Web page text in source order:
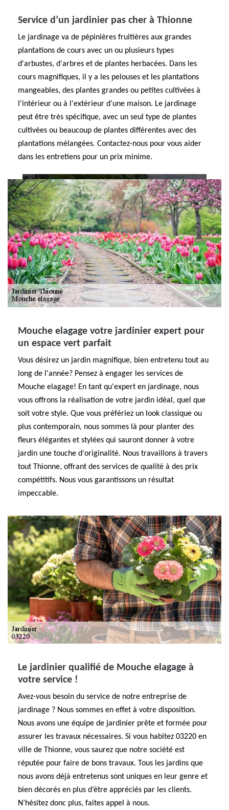
Service d’un jardinier pas cher à Thionne
Le jardinage va de pépinières fruitières aux grandes
plantations de cours avec un ou plusieurs types
d'arbustes, d'arbres et de plantes herbacées. Dans les
cours magnifiques, il y a les pelouses et les plantations
mangeables, des plantes grandes ou petites cultivées à
l'intérieur ou à l'extérieur d’une maison. Le jardinage
peut être très spécifique, avec un seul type de plantes
cultivées ou beaucoup de plantes différentes avec des
plantations mélangées. Contactez-nous pour vous aider
dans les entretiens pour un prix minime.
Mouche elagage votre jardinier expert pour
un espace vert parfait
Vous désirez un jardin magnifique, bien entretenu tout au
long de l'année? Pensez à engager les services de
Mouche elagage! En tant qu'expert en jardinage, nous
vous offrons la réalisation de votre jardin idéal, quel que
soit votre style. Que vous préfériez un look classique ou
plus contemporain, nous sommes là pour planter des
fleurs élégantes et stylées qui sauront donner à votre
jardin une touche d'originalité. Nous travaillons à travers
tout Thionne, offrant des services de qualité à des prix
compétitifs. Nous vous garantissons un résultat
impeccable.
Le jardinier qualifié de Mouche elagage à
votre service !
Avez-vous besoin du service de notre entreprise de
jardinage ? Nous sommes en effet à votre disposition.
Nous avons une équipe de jardinier prête et formée pour
assurer les travaux nécessaires. Si vous habitez 03220 en
ville de Thionne, vous saurez que notre société est
réputée pour faire de bons travaux. Tous les jardins que
nous avons déjà entretenus sont uniques en leur genre et
bien décorés en plus d’être appréciés par les clients.
N’hésitez donc plus, faites appel à nous.